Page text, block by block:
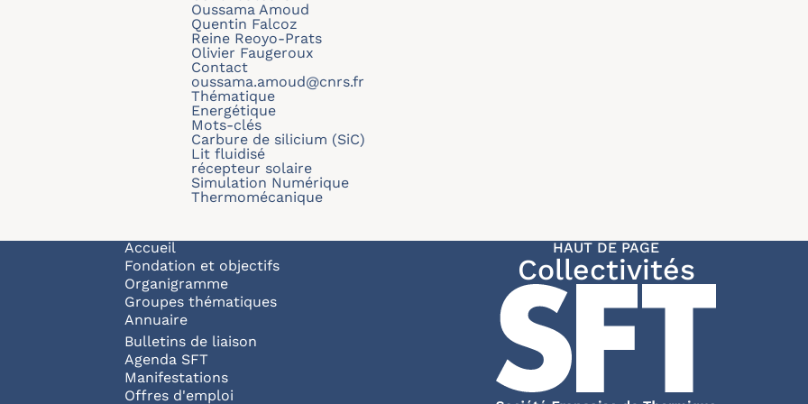
Oussama Amoud
Quentin Falcoz
Reine Reoyo-Prats
Olivier Faugeroux
Contact
oussama.amoud@cnrs.fr
Thématique
Energétique
Mots-clés
Carbure de silicium (SiC)
Lit fluidisé
récepteur solaire
Simulation Numérique
Thermomécanique
Navigation principale
Accueil
Fondation et objectifs
Organigramme
Groupes thématiques
Annuaire
Bulletins de liaison
Agenda SFT
Manifestations
Offres d'emploi
HAUT DE PAGE
Collectivités